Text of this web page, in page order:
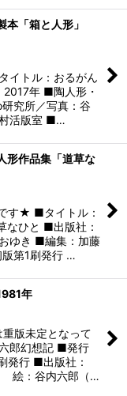
本「箱と人形」
イトル：おるがん
年 ■陶人形・
究所／写真：谷
活版室 ■…
形作品集「道草な
す★ ■タイトル：
ひと ■出版社：
ゆき ■編集：加藤
第1刷発行 …
年
版未定となって
郎幻想記 ■発行
発行 ■出版社：
絵：谷内六郎（…